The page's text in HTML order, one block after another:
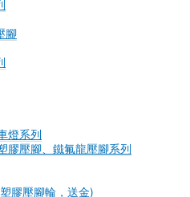
腳
燈系列
膠壓腳、鐵氟龍壓腳系列
膠壓腳輪，送金)